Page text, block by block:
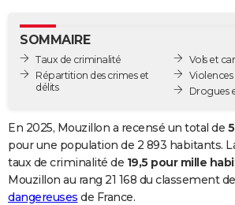
GUIDES D'ACHAT
BONS PLANS
Carte de Noël
Carte Bonne année
Carte Saint-Valentin
Carte Pâques
Carte d'anniversaire
DICTIONNAIRE
Dictionnaire
Biographies
Citations
Expressions
Proverbes
PROGRAMME TV
SOMMAIRE
Taux de criminalité
Répartition des crimes et
délits
Vols et
Violences
Drogues
En 2025, Mouzillon a recensé un total de
pour une population de 2 893 habitants.
taux de criminalité de 19,5 pour mille
Mouzillon au rang 21 168 du classement
dangereuses de France.